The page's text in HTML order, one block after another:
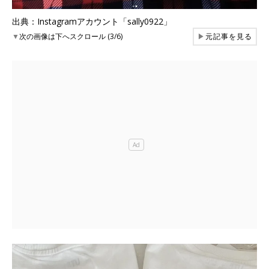
出典：Instagramアカウント「sally0922」
▼次の画像は下へスクロール (3/6) ▶元記事を見る